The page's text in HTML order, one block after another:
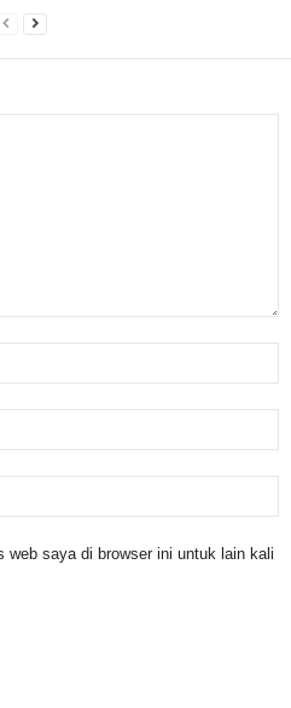
web saya di browser ini untuk lain kali